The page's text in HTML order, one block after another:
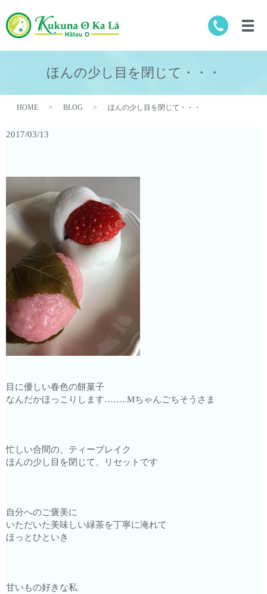
ほんの少し目を閉じて・・・
HOME BLOG ほんの少し目を閉じて・・・
2017/03/13
目に優しい春色の餅菓子
なんだかほっこりします……..Mちゃんごちそうさま
忙しい合間の、ティーブレイク
ほんの少し目を閉じて、リセットです
自分へのご褒美に
いただいた美味しい緑茶を丁寧に淹れて
ほっとひといき
甘いもの好きな私